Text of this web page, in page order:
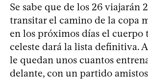
Se sabe que de los 26 viajarán
transitar el camino de la copa
en los próximos días el cuerpo
celeste dará la lista definitiva.
le quedan unos cuantos
delante, con un partido